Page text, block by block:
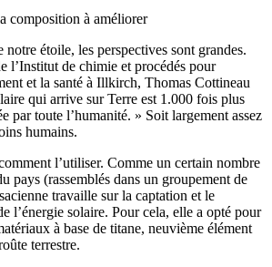
composition à améliorer
notre étoile, les perspectives sont grandes.
l’Institut de chimie et procédés pour
et la santé à Illkirch, Thomas Cottineau
qui arrive sur Terre est 1.000 fois plus
par toute l’humanité. » Soit largement assez
humains.
l’utiliser. Comme un certain nombre
pays (rassemblés dans un groupement de
travaille sur la captation et le
l’énergie solaire. Pour cela, elle a opté pour
à base de titane, neuvième élément
terrestre.